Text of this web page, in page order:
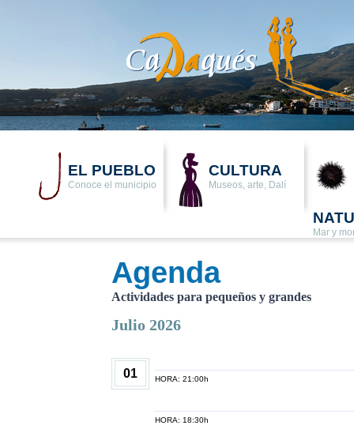
EL PUEBLO
Conoce el municipio
CULTURA
Museos, arte, Dalí
Mar y
Agenda
Actividades para pequeños y grandes
Julio 2026
01 HORA: 21:00h
HORA: 18:30h